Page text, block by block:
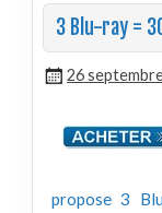
3 Blu-ray =
26
propose 3